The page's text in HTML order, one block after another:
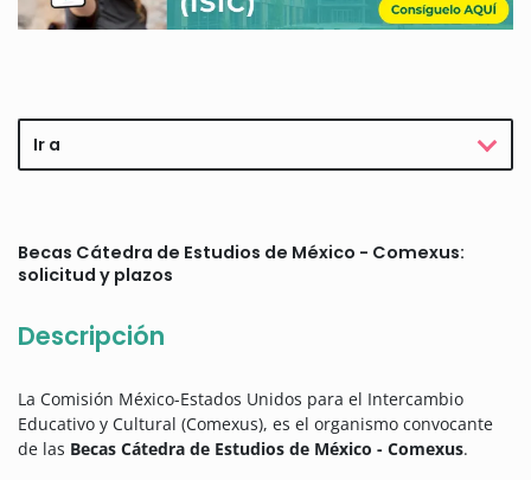
Ir a
Becas Cátedra de Estudios de México - Comexus:
solicitud y plazos
Descripción
La Comisión México-Estados Unidos para el Intercambio
Educativo y Cultural (Comexus), es el organismo convocante
de las Becas Cátedra de Estudios de México - Comexus.